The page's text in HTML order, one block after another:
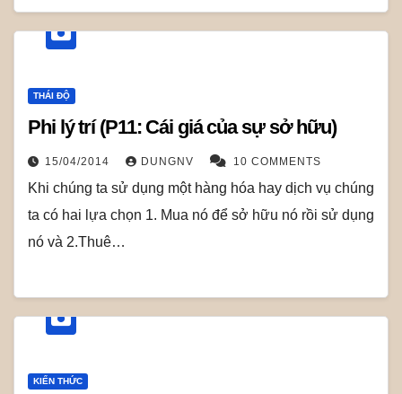
THÁI ĐỘ
Phi lý trí (P11: Cái giá của sự sở hữu)
15/04/2014 DUNGNV 10 COMMENTS
Khi chúng ta sử dụng một hàng hóa hay dịch vụ chúng
ta có hai lựa chọn 1. Mua nó để sở hữu nó rồi sử dụng
nó và 2.Thuê…
KIẾN THỨC